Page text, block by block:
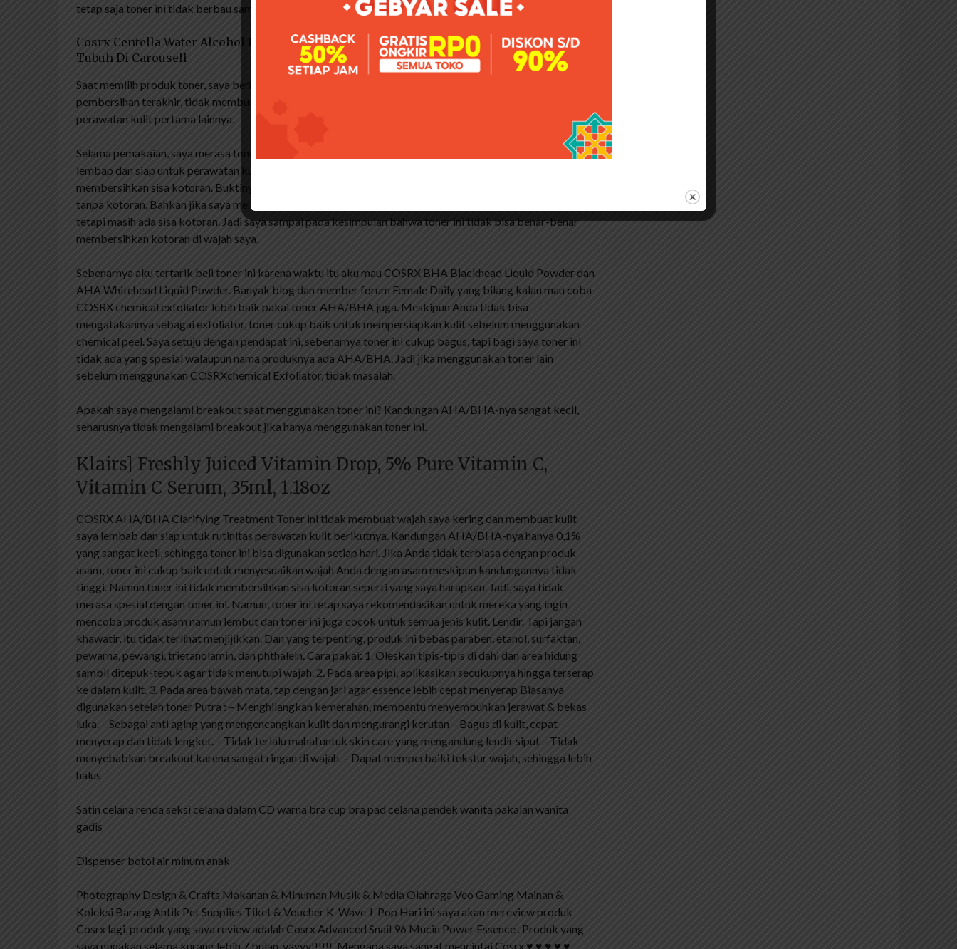
tetap saja toner ini tidak berbau sama sekali. Jadi tidak begitu mengganggu.
Cosrx Centella Water Alcohol Free Toner 150ml, Kesehatan & Kecantikan, Kulit, Sabun &
Tubuh Di Carousell
Saat memilih produk toner, saya berharap produk ini dapat membersihkan residu di wajah sebagai langkah
pembersihan terakhir, tidak membuat wajah menjadi kering, dan dapat mempersiapkan kondisi kulit untuk
perawatan kulit pertama lainnya.
Selama pemakaian, saya merasa toner ini tidak membuat wajah saya kering dan kulit saya terasa lebih
lembap dan siap untuk perawatan kulit selanjutnya. Namun, menurut saya toner ini tidak bisa
membersihkan sisa kotoran. Buktinya saat saya pakai toner dengan kapas, warna kapasnya tetap putih
tanpa kotoran. Bahkan jika saya menggunakan air misel atau toner lainnya, kapasnya tidak putih bersih
tetapi masih ada sisa kotoran. Jadi saya sampai pada kesimpulan bahwa toner ini tidak bisa benar-benar
membersihkan kotoran di wajah saya.
Sebenarnya aku tertarik beli toner ini karena waktu itu aku mau COSRX BHA Blackhead Liquid Powder dan
AHA Whitehead Liquid Powder. Banyak blog dan member forum Female Daily yang bilang kalau mau coba
COSRX chemical exfoliator lebih baik pakai toner AHA/BHA juga. Meskipun Anda tidak bisa
mengatakannya sebagai exfoliator, toner cukup baik untuk mempersiapkan kulit sebelum menggunakan
chemical peel. Saya setuju dengan pendapat ini, sebenarnya toner ini cukup bagus, tapi bagi saya toner ini
tidak ada yang spesial walaupun nama produknya ada AHA/BHA. Jadi jika menggunakan toner lain
sebelum menggunakan COSRXchemical Exfoliator, tidak masalah.
Apakah saya mengalami breakout saat menggunakan toner ini? Kandungan AHA/BHA-nya sangat kecil,
seharusnya tidak mengalami breakout jika hanya menggunakan toner ini.
Klairs] Freshly Juiced Vitamin Drop, 5% Pure Vitamin C,
Vitamin C Serum, 35ml, 1.18oz
COSRX AHA/BHA Clarifying Treatment Toner ini tidak membuat wajah saya kering dan membuat kulit
saya lembab dan siap untuk rutinitas perawatan kulit berikutnya. Kandungan AHA/BHA-nya hanya 0,1%
yang sangat kecil, sehingga toner ini bisa digunakan setiap hari. Jika Anda tidak terbiasa dengan produk
asam, toner ini cukup baik untuk menyesuaikan wajah Anda dengan asam meskipun kandungannya tidak
tinggi. Namun toner ini tidak membersihkan sisa kotoran seperti yang saya harapkan. Jadi, saya tidak
merasa spesial dengan toner ini. Namun, toner ini tetap saya rekomendasikan untuk mereka yang ingin
mencoba produk asam namun lembut dan toner ini juga cocok untuk semua jenis kulit. Lendir. Tapi jangan
khawatir, itu tidak terlihat menjijikkan. Dan yang terpenting, produk ini bebas paraben, etanol, surfaktan,
pewarna, pewangi, trietanolamin, dan phthalein. Cara pakai: 1. Oleskan tipis-tipis di dahi dan area hidung
sambil ditepuk-tepuk agar tidak menutupi wajah. 2. Pada area pipi, aplikasikan secukupnya hingga terserap
ke dalam kulit. 3. Pada area bawah mata, tap dengan jari agar essence lebih cepat menyerap Biasanya
digunakan setelah toner Putra : – Menghilangkan kemerahan, membantu menyembuhkan jerawat & bekas
luka. – Sebagai anti aging yang mengencangkan kulit dan mengurangi kerutan – Bagus di kulit, cepat
menyerap dan tidak lengket. – Tidak terlalu mahal untuk skin care yang mengandung lendir siput – Tidak
menyebabkan breakout karena sangat ringan di wajah. – Dapat memperbaiki tekstur wajah, sehingga lebih
halus
Satin celana renda seksi celana dalam CD warna bra cup bra pad celana pendek wanita pakaian wanita
gadis
Dispenser botol air minum anak
Photography Design & Crafts Makanan & Minuman Musik & Media Olahraga Veo Gaming Mainan &
Koleksi Barang Antik Pet Supplies Tiket & Voucher K-Wave J-Pop Hari ini saya akan mereview produk
Cosrx lagi, produk yang saya review adalah Cosrx Advanced Snail 96 Mucin Power Essence . Produk yang
saya gunakan selama kurang lebih 7 bulan, yayyy!!!!!!. Mengapa saya sangat mencintai Cosrx ♥ ♥ ♥ ♥ ♥ .